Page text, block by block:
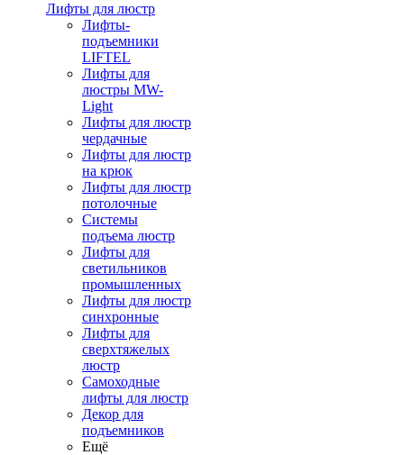
Лифты для люстр
Лифты-
подъемники
LIFTEL
Лифты для
люстры MW-
Light
Лифты для люстр
чердачные
Лифты для люстр
на крюк
Лифты для люстр
потолочные
Системы
подъема люстр
Лифты для
светильников
промышленных
Лифты для люстр
синхронные
Лифты для
сверхтяжелых
люстр
Самоходные
лифты для люстр
Декор для
подъемников
Ещё